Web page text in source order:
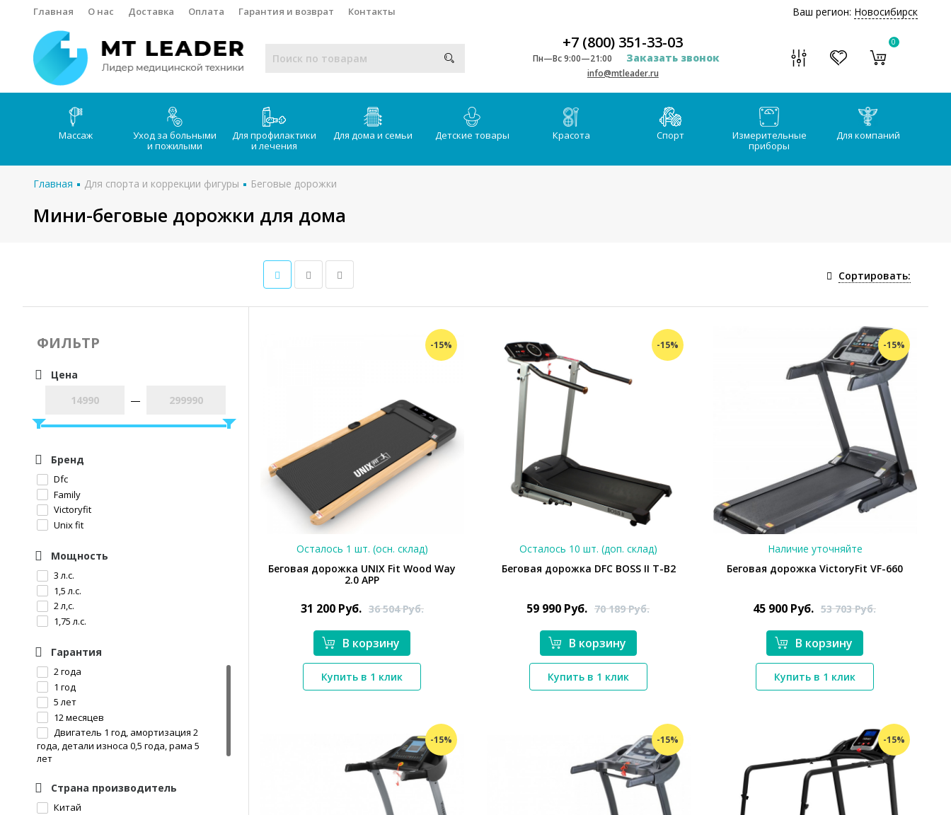
Главная О нас Доставка Оплата Гарантия и возврат Контакты Ваш регион: Новосибирск
+7 (800) 351-33-03
Пн—Вс 9:00—21:00 Заказать звонок
info@mtleader.ru
0
Массаж
Уход за больными
и пожилыми
Для профилактики
и лечения
Для дома и семьи Детские товары Красота Спорт
Измерительные
приборы
Для компаний
Главная Для спорта и коррекции фигуры Беговые дорожки
Мини-беговые дорожки для дома
Сортировать:
ФИЛЬТР
Цена
—
Бренд
Dfc
Family
Victoryfit
Unix fit
Мощность
3 л.с.
1,5 л.с.
2 л,с.
1,75 л.с.
Гарантия
2 года
1 год
5 лет
12 месяцев
Двигатель 1 год, амортизация 2
года, детали износа 0,5 года, рама 5
лет
Страна производитель
Китай
-15%
*}
Осталось 1 шт. (осн. склад)
Беговая дорожка UNIX Fit Wood Way
2.0 APP
31 200 Руб. 36 504Руб.
В корзину
Купить в 1 клик
-15%
*}
Осталось 10 шт. (доп. склад)
Беговая дорожка DFC BOSS II T-B2
59 990 Руб. 70 189Руб.
В корзину
Купить в 1 клик
-15%
*}
Наличие уточняйте
Беговая дорожка VictoryFit VF-660
45 900 Руб. 53 703Руб.
В корзину
Купить в 1 клик
-15% -15% -15%